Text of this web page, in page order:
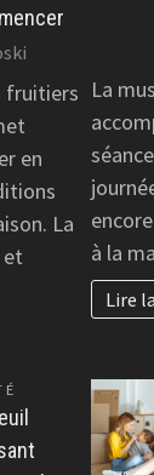
fruitiers
en
La
La
à la
Lire